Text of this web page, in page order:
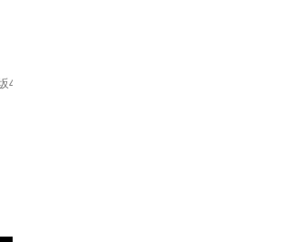
46の「嘘と真実」…平手友梨奈への想いと“25歳の決意”